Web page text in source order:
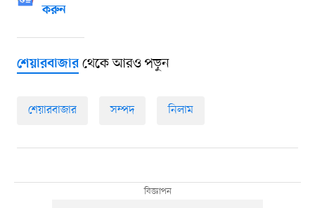
করুন
শেয়ারবাজারথেকে আরও পড়ুন
শেয়ারবাজার সম্পদ নিলাম